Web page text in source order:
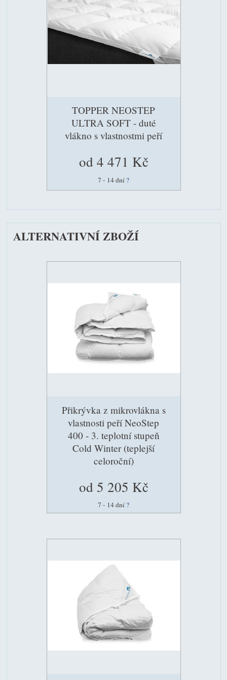
TOPPER NEOSTEP
ULTRA SOFT - duté
vlákno s vlastnostmi peří
od 4 471 Kč
7 - 14 dní ?
ALTERNATIVNÍ ZBOŽÍ
Přikrývka z mikrovlákna s
vlastnosti peří NeoStep
400 - 3. teplotní stupeň
Cold Winter (teplejší
celoroční)
od 5 205 Kč
7 - 14 dní ?